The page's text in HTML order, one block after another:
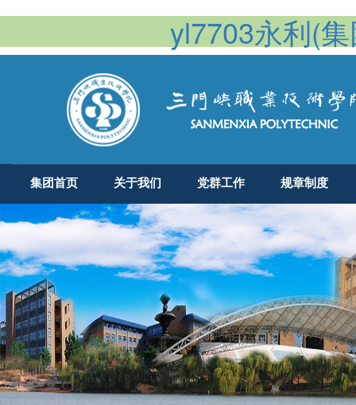
yl7703永利(
集团首页 关于我们 党群工作 规章制度